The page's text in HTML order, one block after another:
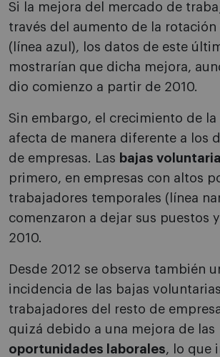
Si la mejora del mercado de
través del aumento de la
(línea azul), los datos de este
mostrarían que dicha mejora,
dio comienzo a partir de 2010.
Sin embargo, el crecimiento de
afecta de manera diferente a los
de empresas. Las bajas
primero, en empresas con altos
trabajadores temporales (línea
comenzaron a dejar sus puestos
2010.
Desde 2012 se observa también
incidencia de las bajas
trabajadores del resto de
quizá debido a una mejora de las
oportunidades laborales, lo que